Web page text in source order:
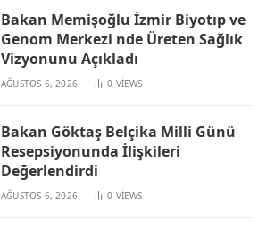
Bakan Memişoğlu İzmir Biyotıp ve
Genom Merkezi nde Üreten Sağlık
Vizyonunu Açıkladı
AĞUSTOS 6, 2026 0 VIEWS
Bakan Göktaş Belçika Milli Günü
Resepsiyonunda İlişkileri
Değerlendirdi
AĞUSTOS 6, 2026 0 VIEWS